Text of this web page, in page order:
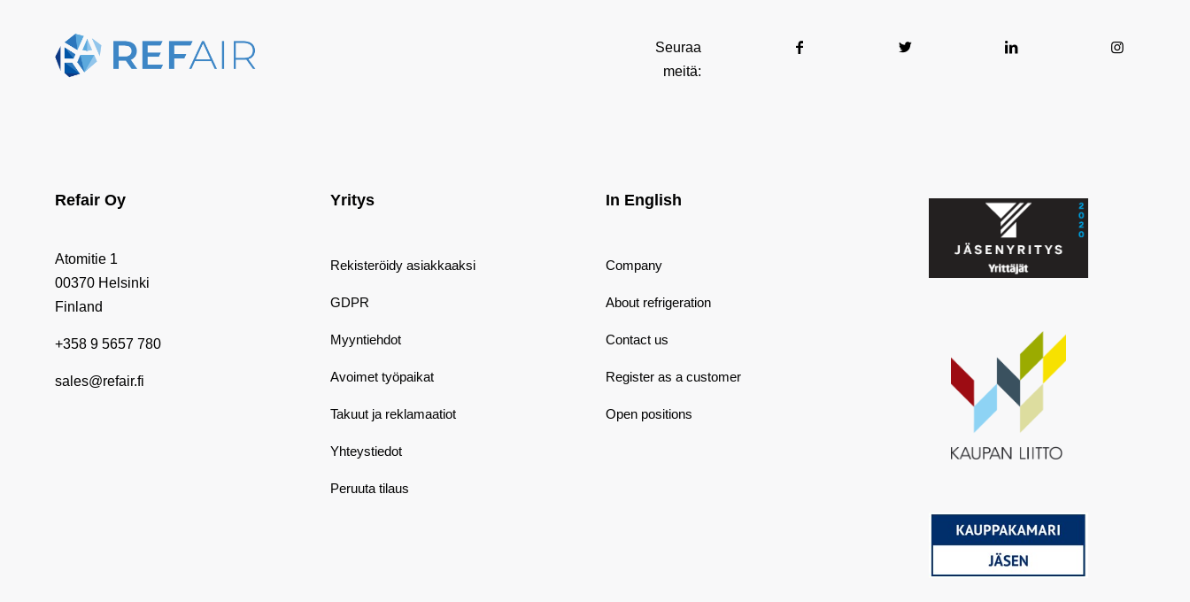
Seuraa
meitä:
Refair Oy
Atomitie 1
00370 Helsinki
Finland
+358 9 5657 780
sales@refair.fi
Yritys
Rekisteröidy asiakkaaksi
GDPR
Myyntiehdot
Avoimet työpaikat
Takuut ja reklamaatiot
Yhteystiedot
Peruuta tilaus
In English
Company
About refrigeration
Contact us
Register as a customer
Open positions